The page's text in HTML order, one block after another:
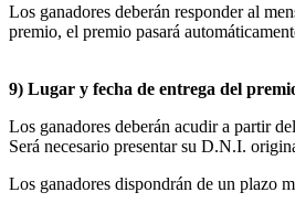
Los ganadores deberán responder al
premio, el premio pasará
9) Lugar y fecha de entrega del
Los ganadores deberán acudir a partir
Será necesario presentar su D.N.I.
Los ganadores dispondrán de un plazo